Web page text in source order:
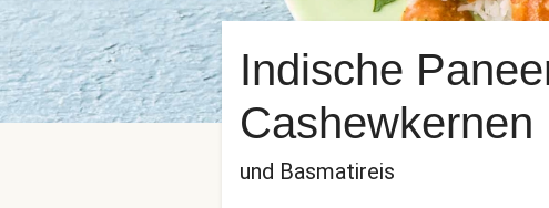
Indische
Cashewkernen
und Basmatireis